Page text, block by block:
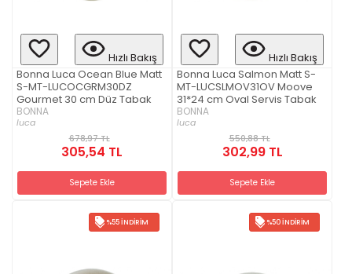
Hızlı Bakış
Bonna Luca Ocean Blue Matt
S-MT-LUCOCGRM30DZ
Gourmet 30 cm Düz Tabak
BONNA
luca
678,97 TL
305,54 TL
Sepete Ekle
Hızlı Bakış
Bonna Luca Salmon Matt S-
MT-LUCSLMOV31OV Moove
31*24 cm Oval Servis Tabak
BONNA
luca
550,88 TL
302,99 TL
Sepete Ekle
%55 İNDIRIM %50 İNDIRIM